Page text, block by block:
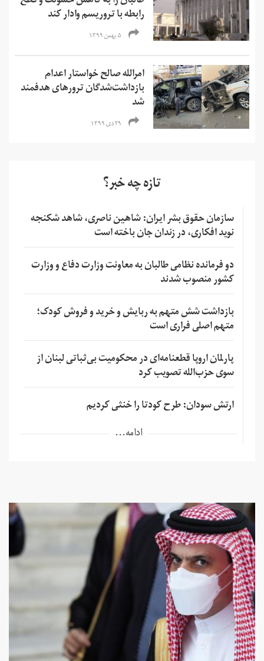
رابطه با تروریسم وادار کند
۵ بهمن ۱۳۹۹
امرالله صالح خواستار اعدام
بازداشت‌شدگان ترورهای هدفمند
شد
۲۹ دی ۱۳۹۹
تازه چه خبر؟
سازمان حقوق بشر ایران: شاهین ناصری، شاهد شکنجه
نوید افکاری، در زندان جان باخته است
دو فرمانده نظامی طالبان به معاونت وزارت دفاع و وزارت
کشور منصوب شدند
بازداشت شش متهم به ربایش و خرید و فروش کودک؛
متهم اصلی فراری است
پارلمان اروپا قطعنامه‌ای در محکومیت بی‌ثباتی لبنان از
سوی حزب‌الله تصویب کرد
ارتش سودان: طرح کودتا را خنثی کردیم
ادامه...